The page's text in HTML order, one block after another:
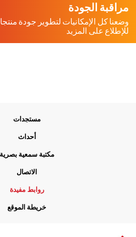
مراقبة الجودة
وضعنا كل الإمكانيات لتطوير جودة منتجاتنا
للإطلاع على المزيد
مستجدات
أحداث
مكتبة سمعية بصرية
الاتصال
روابط مفيدة
خريطة الموقع